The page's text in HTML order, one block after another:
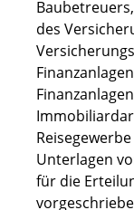
des
Unterlagen
für die